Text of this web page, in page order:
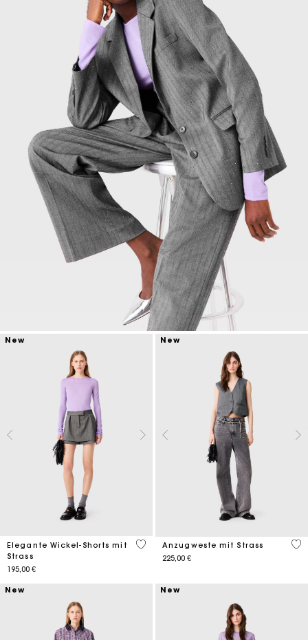
New
Elegante Wickel-Shorts mit
Strass
195,00 €
5 out of 5 Customer Rating
New
Anzugweste mit Strass
225,00 €
4
New New